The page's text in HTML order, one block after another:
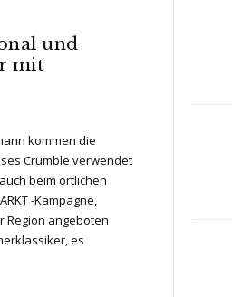
und
mit
kommen die
Crumble verwendet
beim örtlichen
-Kampagne,
Region angeboten
es